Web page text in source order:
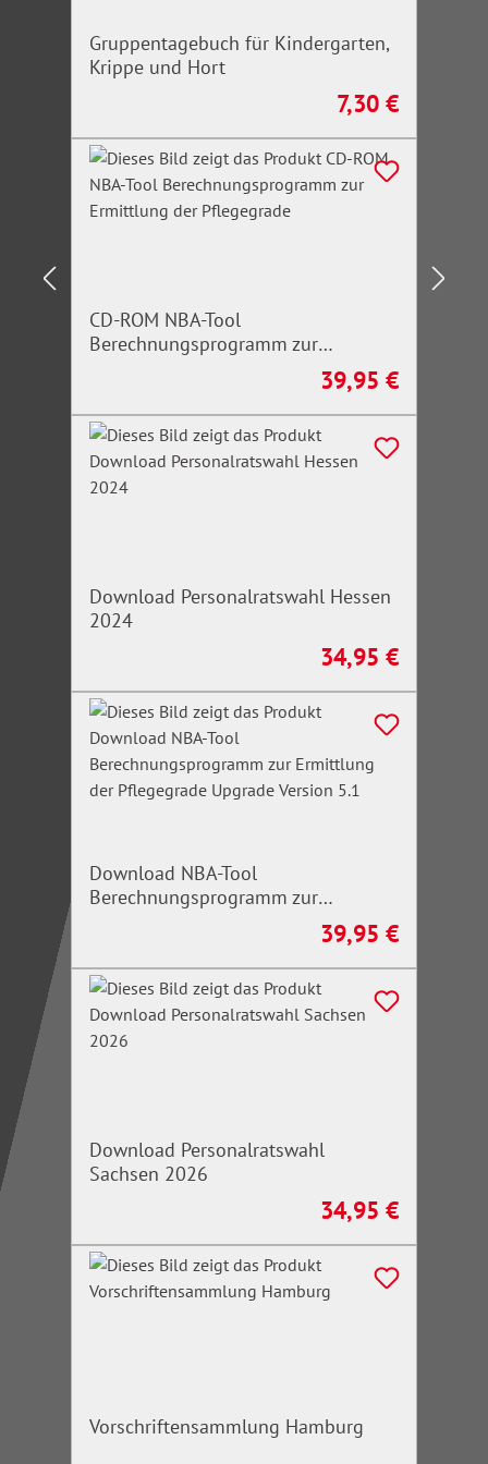
Gruppentagebuch für Kindergarten,
Krippe und Hort
Regulärer Preis:
7,30 €
CD-ROM NBA-Tool
Berechnungsprogramm zur
Regulärer Preis:
39,95 €
Download Personalratswahl Hessen
2024
Regulärer Preis:
34,95 €
Download NBA-Tool
Berechnungsprogramm zur
Ermittlung der Pflegegrade Upgrade
Regulärer Preis:
39,95 €
Download Personalratswahl
Sachsen 2026
Regulärer Preis:
34,95 €
Vorschriftensammlung Hamburg